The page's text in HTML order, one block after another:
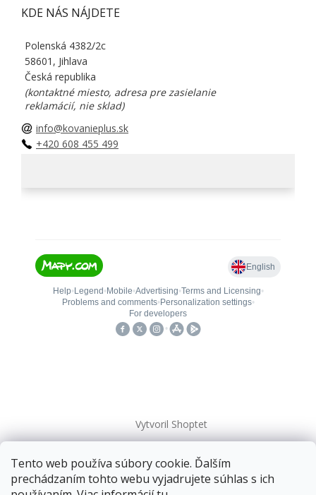
Tento web používa súbory cookie. Ďalším
prechádzaním tohto webu vyjadrujete súhlas s ich
KDE NÁS NÁJDETE
Polenská 4382/2c
58601, Jihlava
Česká republika
(kontaktné miesto, adresa pre zasielanie
reklamácií, nie sklad)
info@kovanieplus.sk
+420 608 455 499
Vytvoril Shoptet
Copyright 2026kovanieplus. Všetky práva vyhradené.